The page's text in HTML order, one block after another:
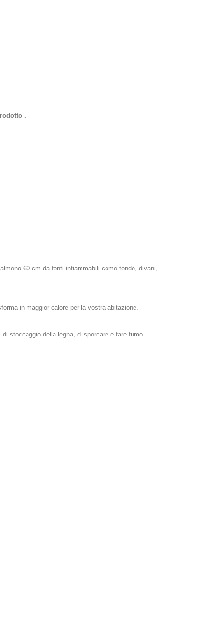
.
60 cm da fonti infiammabili come tende, divani,
in maggior calore per la vostra abitazione.
stoccaggio della legna, di sporcare e fare fumo.